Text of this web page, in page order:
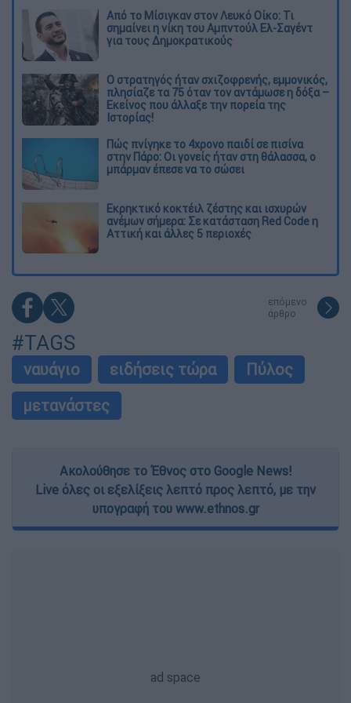
Από το Μίσιγκαν στον Λευκό Οίκο: Τι
σημαίνει η νίκη του Αμπντούλ Ελ-Σαγέντ
για τους Δημοκρατικούς
O στρατηγός ήταν σχιζοφρενής, εμμονικός,
πλησίαζε τα 75 όταν τον αντάμωσε η δόξα –
Εκείνος που άλλαξε την πορεία της
Ιστορίας!
Πώς πνίγηκε το 4χρονο παιδί σε πισίνα
στην Πάρο: Οι γονείς ήταν στη θάλασσα, ο
μπάρμαν έπεσε να το σώσει
Εκρηκτικό κοκτέιλ ζέστης και ισχυρών
ανέμων σήμερα: Σε κατάσταση Red Code η
Αττική και άλλες 5 περιοχές
επόμενο
άρθρο
#TAGS
ναυάγιο ειδήσεις τώρα
Πύλος
μετανάστες
Ακολούθησε το Έθνος στο Google News!
Live όλες οι εξελίξεις λεπτό προς λεπτό, με την
υπογραφή του www.ethnos.gr